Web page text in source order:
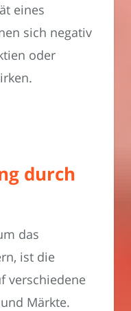
eines
sich negativ
oder
durch
das
ist die
verschiedene
Märkte.